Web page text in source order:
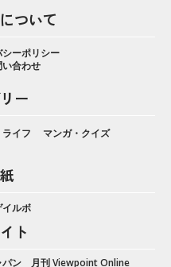
ついて
シーポリシー
い合わせ
ー
ライフ マンガ・クイズ
ルボ
ト
パン 月刊 Viewpoint Online